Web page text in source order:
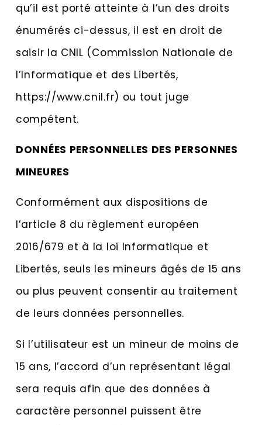
qu’il est porté atteinte à l’un des droits
énumérés ci-dessus, il est en droit de
saisir la CNIL (Commission Nationale de
l’Informatique et des Libertés,
https://www.cnil.fr) ou tout juge
compétent.
DONNÉES PERSONNELLES DES PERSONNES
MINEURES
Conformément aux dispositions de
l’article 8 du règlement européen
2016/679 et à la loi Informatique et
Libertés, seuls les mineurs âgés de 15 ans
ou plus peuvent consentir au traitement
de leurs données personnelles.
Si l’utilisateur est un mineur de moins de
15 ans, l’accord d’un représentant légal
sera requis afin que des données à
caractère personnel puissent être